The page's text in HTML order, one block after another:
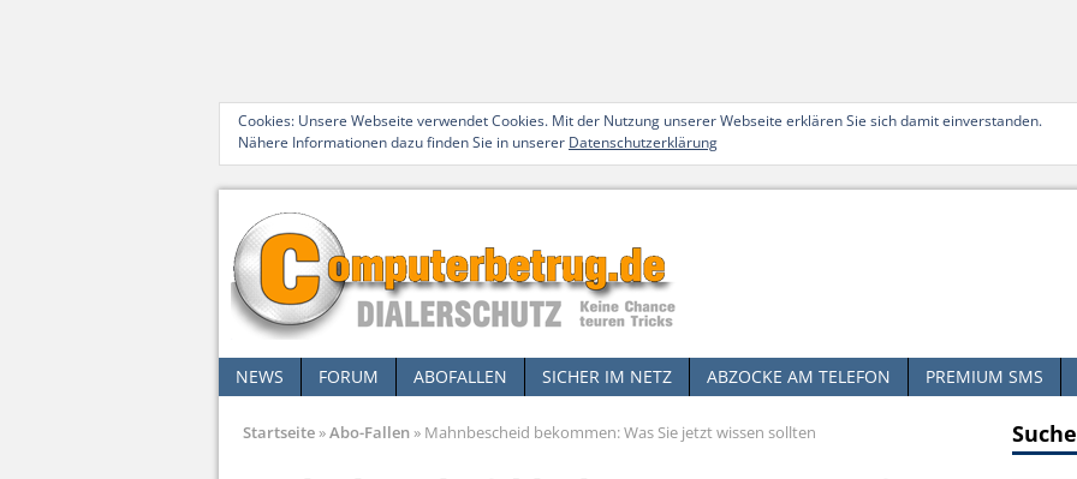
Cookies: Unsere Webseite verwendet Cookies. Mit der Nutzung unserer Webseite erklären Sie sich damit einverstanden.
Nähere Informationen dazu finden Sie in unserer Datenschutzerklärung
NEWS FORUM ABOFALLEN SICHER IM NETZ ABZOCKE AM TELEFON PREMIUM SMS
Startseite»Abo-Fallen» Mahnbescheid bekommen: Was Sie jetzt wissen sollten Suche